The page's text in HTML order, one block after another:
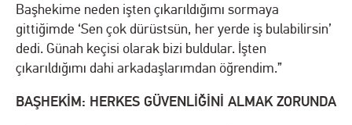
Başhekime neden işten çıkarıldığımı sormaya
gittiğimde ‘Sen çok dürüstsün, her yerde iş bulabilirsin’
dedi. Günah keçisi olarak bizi buldular. İşten
çıkarıldığımı dahi arkadaşlarımdan öğrendim.”
BAŞHEKİM: HERKES GÜVENLİĞİNİ ALMAK ZORUNDA